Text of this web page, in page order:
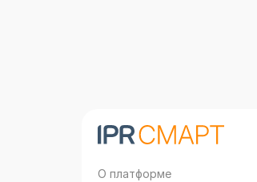
О платформе